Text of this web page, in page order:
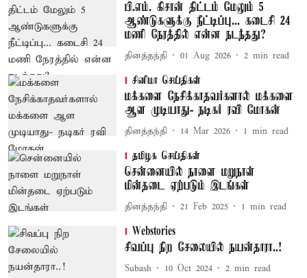
பி.எம். கிசான் திட்டம் மேலும் 5
ஆண்டுகளுக்கு நீட்டிப்பு... கடைசி 24
மணி நேரத்தில் என்ன நடந்தது?
தினத்தந்தி 01 Aug 2026 2 min read
சினிமா செய்திகள்
மக்களை நேசிக்காதவர்களால் மக்களை
ஆள முடியாது- நடிகர் ரவி மோகன்
தினத்தந்தி 14 Mar 2026 1 min read
தமிழக செய்திகள்
சென்னையில் நாளை மறுநாள்
மின்தடை ஏற்படும் இடங்கள்
தினத்தந்தி 21 Feb 2025 1 min read
Webstories
சிவப்பு நிற சேலையில் நயன்தாரா..!
Subash 10 Oct 2024 2 min read